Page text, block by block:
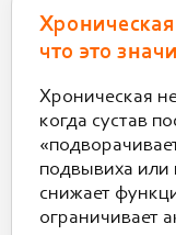
Хроническая
что это
Хроническая
когда сустав
подвывиха
снижает
ограничивает